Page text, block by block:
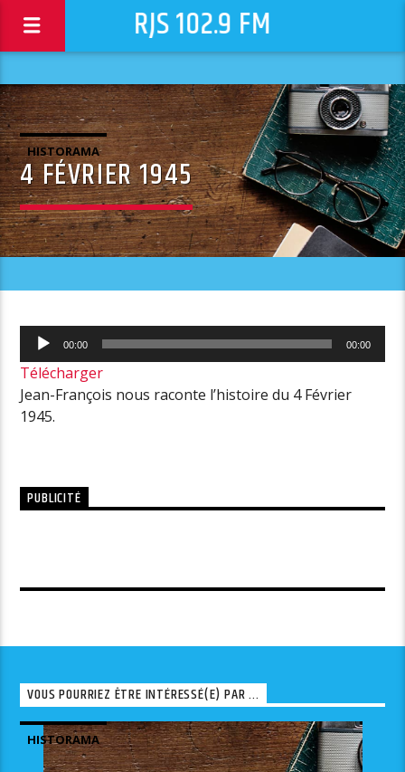
RJS 102.9 FM
HISTORAMA
4 FÉVRIER 1945
Lecteur
audio
00:00 00:00
Télécharger
Jean-François nous raconte l’histoire du 4 Février
1945.
PUBLICITÉ
VOUS POURRIEZ ÊTRE INTÉRESSÉ(E) PAR ...
HISTORAMA